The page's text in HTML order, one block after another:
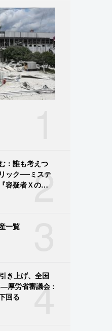
2
：誰も考えつ
ック──ミステ
容疑者Ｘの献
一覧
4
き上げ、全国
厚労省審議会 :
回る